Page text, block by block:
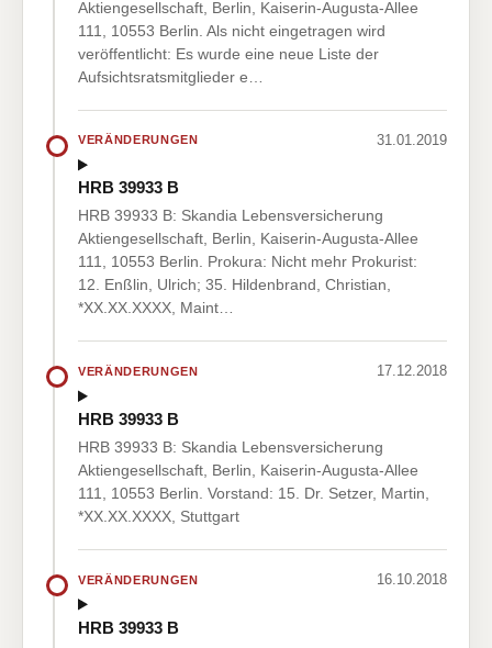
Aktiengesellschaft, Berlin, Kaiserin-Augusta-Allee
111, 10553 Berlin. Als nicht eingetragen wird
veröffentlicht: Es wurde eine neue Liste der
Aufsichtsratsmitglieder e…
VERÄNDERUNGEN 31.01.2019
HRB 39933 B
HRB 39933 B: Skandia Lebensversicherung
Aktiengesellschaft, Berlin, Kaiserin-Augusta-Allee
111, 10553 Berlin. Prokura: Nicht mehr Prokurist:
12. Enßlin, Ulrich; 35. Hildenbrand, Christian,
*XX.XX.XXXX, Maint…
VERÄNDERUNGEN 17.12.2018
HRB 39933 B
HRB 39933 B: Skandia Lebensversicherung
Aktiengesellschaft, Berlin, Kaiserin-Augusta-Allee
111, 10553 Berlin. Vorstand: 15. Dr. Setzer, Martin,
*XX.XX.XXXX, Stuttgart
VERÄNDERUNGEN 16.10.2018
HRB 39933 B